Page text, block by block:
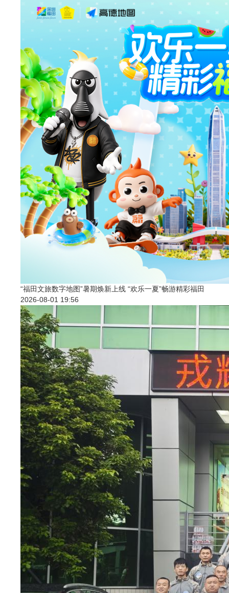
“福田文旅数字地图”暑期焕新上线 “欢乐一夏”畅游精彩福田
2026-08-01 19:56